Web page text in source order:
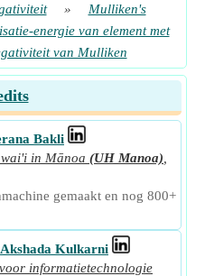
»
Mulliken's
energie van element met
van Mulliken
Bakli
in Mānoa (UH Manoa)
gemaakt en nog 800+
Akshada Kulkarni
informatietechnologie